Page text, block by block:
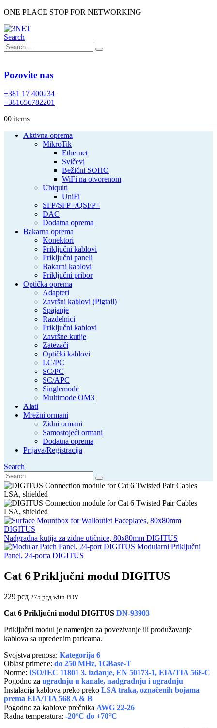
ONE PLACE STOP FOR NETWORKING
Search
Pozovite nas
+381 17 400234
+381656782201
00 items
Aktivna oprema
MikroTik
Ethernet
Svičevi
Bežični SOHO
WiFi na otvorenom
Ubiquiti
UniFi
SFP/SFP+/QSFP+
DAC
Dodatna oprema
Bakarna oprema
Konektori
Priključni kablovi
Priključni paneli
Bakarni kablovi
Priključni pribor
Optička oprema
Adapteri
Završni kablovi (Pigtail)
Spajanje
Razdelnici
Priključni kablovi
Završne kutije
Zatezači
Optički kablovi
LC/PC
SC/PC
SC/APC
Singlemode
Multimode OM3
Alati
Mrežni ormani
Zidni ormani
Samostojeći ormani
Dodatna oprema
Prijava/Registracija
Search
Nadgradna kutija za zidne utičnice, 80x80mm DIGITUS
Modularni Priključni
Panel, 24-porta DIGITUS
Cat 6 Priključni modul DIGITUS
229 рсд 275 рсд with PDV
Cat 6 Priključni modul DIGITUS DN-93903
Priključni modul je namenjen za povezivanje ili produžavanje
kablova sa upredenim paricama.
Svojstva prenosa: Kategorija 6
Oblast primene: do 250 MHz, 1GBase-T
Norme: ISO/IEC 11801 3. izdanje, EN 50173-1, EIA/TIA 568-C
Pogodno za ugradnju u kanale, nadgradnju i ugradnju
Instalacija kablova preko preko LSA traka, označenih bojama
prema EIA/TIA 568 A & B
Pogodno za kablove prečnika AWG 22-26
Radna temperatura: -20°C do +70°C